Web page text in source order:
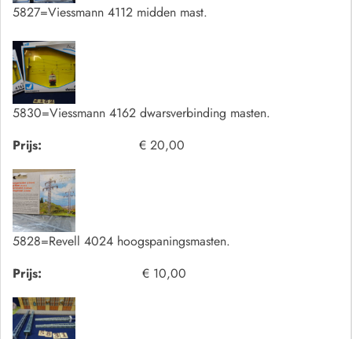
5827=Viessmann 4112 midden mast.
5830=Viessmann 4162 dwarsverbinding masten.
Prijs:
€ 20,00
5828=Revell 4024 hoogspaningsmasten.
Prijs:
€ 10,00